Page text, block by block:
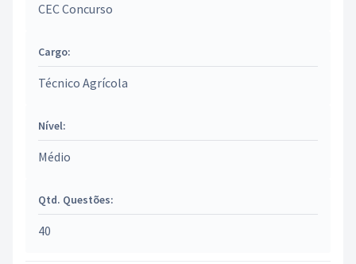
CEC Concurso
Cargo:
Técnico Agrícola
Nível:
Médio
Qtd. Questões:
40